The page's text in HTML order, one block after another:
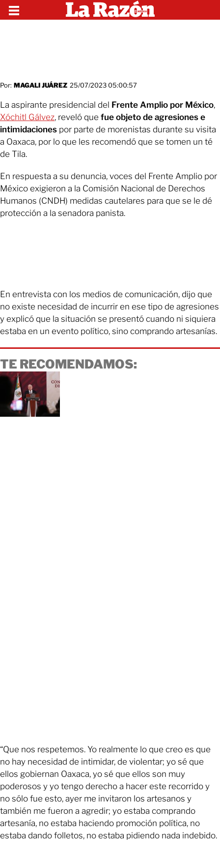
Por: MAGALI JUÁREZ 25/07/2023 05:00:57
La aspirante presidencial del Frente Amplio por México,
Xóchitl Gálvez, reveló que fue objeto de agresiones e
intimidaciones por parte de morenistas durante su visita
a Oaxaca, por lo que les recomendó que se tomen un té
de Tila.
En respuesta a su denuncia, voces del Frente Amplio por
México exigieron a la Comisión Nacional de Derechos
Humanos (CNDH) medidas cautelares para que se le dé
protección a la senadora panista.
En entrevista con los medios de comunicación, dijo que
no existe necesidad de incurrir en ese tipo de agresiones
y explicó que la situación se presentó cuando ni siquiera
estaba en un evento político, sino comprando artesanías.
TE RECOMENDAMOS:
“Que nos respetemos. Yo realmente lo que creo es que
no hay necesidad de intimidar, de violentar; yo sé que
ellos gobiernan Oaxaca, yo sé que ellos son muy
poderosos y yo tengo derecho a hacer este recorrido y
no sólo fue esto, ayer me invitaron los artesanos y
también me fueron a agredir; yo estaba comprando
artesanía, no estaba haciendo promoción política, no
estaba dando folletos, no estaba pidiendo nada indebido.